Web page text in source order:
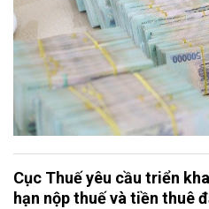
Cục Thuế yêu cầu triển
hạn nộp thuế và tiền thuê